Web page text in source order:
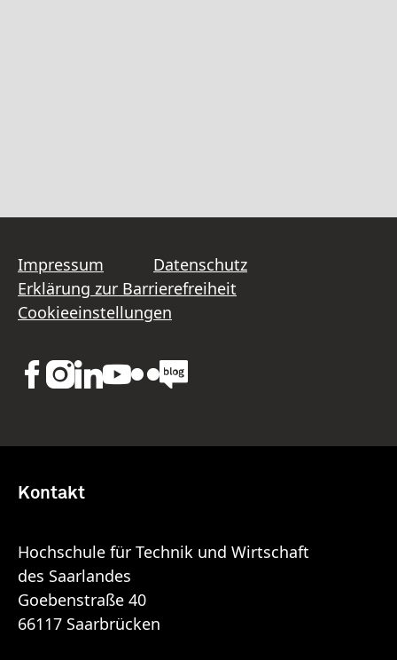
Impressum
Datenschutz
Erklärung zur Barrierefreiheit
Cookieeinstellungen
Kontakt
Hochschule für Technik und Wirtschaft
des Saarlandes
Goebenstraße 40
66117 Saarbrücken